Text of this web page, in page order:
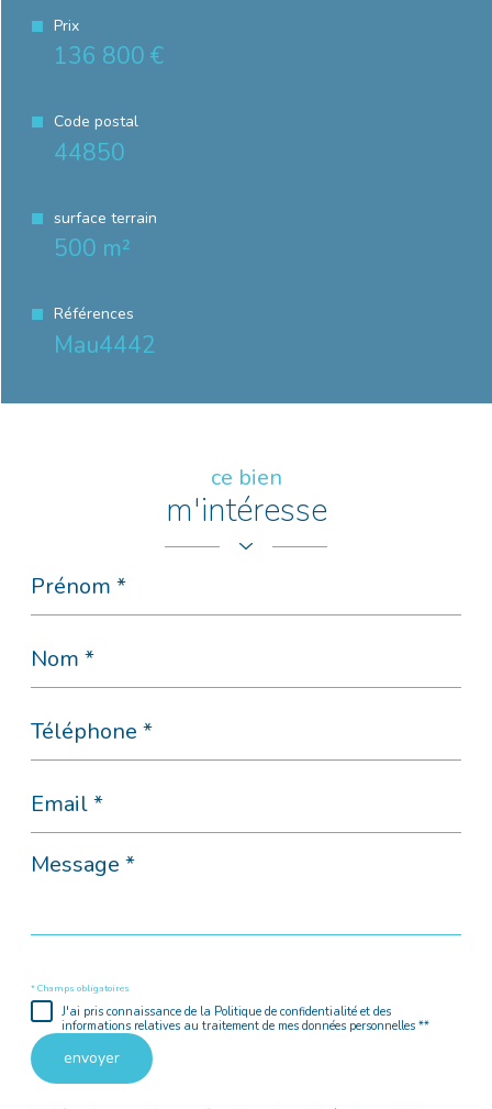
Prix
136 800 €
Code postal
44850
surface terrain
500 m²
Références
Mau4442
ce bien
m'intéresse
*
*
*
Message
* Champs obligatoires
J'ai pris connaissance de la Politique de confidentialité et des
informations relatives au traitement de mes données personnelles **
envoyer